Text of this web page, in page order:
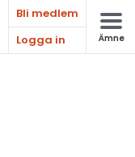
Bli medlem
Logga in
Ämne